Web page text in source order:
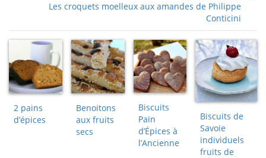
Les croquets moelleux aux amandes de Philippe
Conticini
2 pains
d’épices
Benoitons
aux fruits
secs
Biscuits
Pain
d’Épices à
l’Ancienne
Biscuits de
Savoie
individuels
fruits de